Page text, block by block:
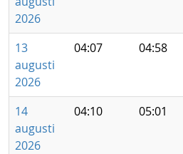
2026
13
augusti
2026
04:07 04:58
14
augusti
2026
04:10 05:01